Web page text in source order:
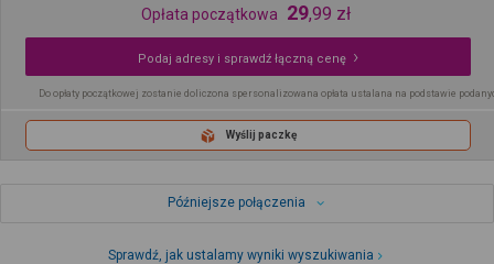
Opłata początkowa 29,99 zł
Podaj adresy i sprawdź łączną cenę
Do opłaty początkowej zostanie doliczona spersonalizowana opłata ustalana na podstawie
Wyślij paczkę
Późniejsze połączenia
Sprawdź, jak ustalamy wyniki wyszukiwania